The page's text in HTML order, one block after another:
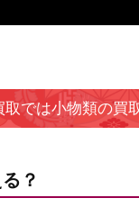
取では小物類の買
？